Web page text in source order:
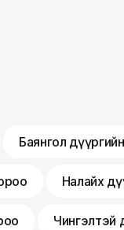
Баянгол
Налайх
Чингэлтэй